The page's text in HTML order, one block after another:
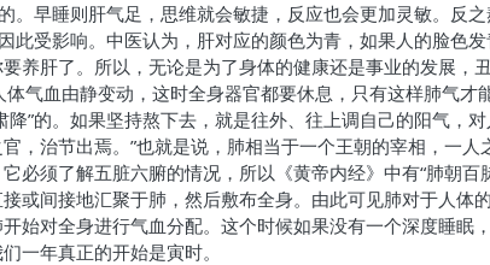
。早睡则肝气足，思维就会敏捷，反应也会更加灵敏。反
此受影响。中医认为，肝对应的颜色为青，如果人的脸色
养肝了。所以，无论是为了身体的健康还是事业的发展，
气血由静变动，这时全身器官都要休息，只有这样肺气才
”的。如果坚持熬下去，就是往外、往上调自己的阳气，对
，治节出焉。”也就是说，肺相当于一个王朝的宰相，一
必须了解五脏六腑的情况，所以《黄帝内经》中有“肺朝
或间接地汇聚于肺，然后敷布全身。由此可见肺对于人体的
始对全身进行气血分配。这个时候如果没有一个深度睡眠
一年真正的开始是寅时。